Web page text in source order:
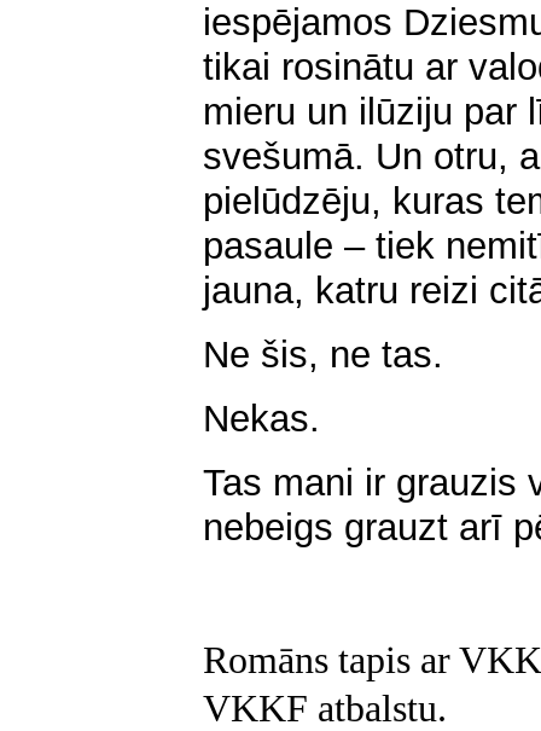
iespējamos
tikai rosinātu ar
mieru un ilūziju par
svešumā. Un otru,
pielūdzēju, kuras
pasaule – tiek
jauna, katru reizi
Ne šis, ne tas.
Nekas.
Tas mani ir grauzis
nebeigs grauzt arī
Romāns tapis ar
VKKF atbalstu.